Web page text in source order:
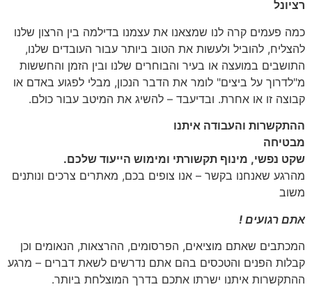
רציונל
כמה פעמים קרה לנו שמצאנו את עצמנו בדילמה בין הרצון שלנו
להצליח, להוביל ולעשות את הטוב ביותר עבור העובדים שלנו,
התושבים במועצה או בעיר והבוחרים שלנו ובין הזמן והחששות
מ"לדרוך על ביצים" לומר את הדבר הנכון, מבלי לפגוע באדם או
קבוצה זו או אחרת. ובדיעבד – להשיג את המיטב עבור כולם.
ההתקשרות והעבודה איתנו
מבטיחה
שקט נפשי, מינוף תקשורתי ומימוש הייעוד שלכם.
מהרגע שאנחנו בקשר – אנו צופים בכם, מאתרים צרכים ונותנים
משוב
אתם רגועים !
המכתבים שאתם מוציאים, הפרסומים, ההרצאות, הנאומים וכן
קבלות הפנים והטכסים בהם אתם נדרשים לשאת דברים – מרגע
ההתקשרות איתנו ישרתו אתכם בדרך המוצלחת ביותר.